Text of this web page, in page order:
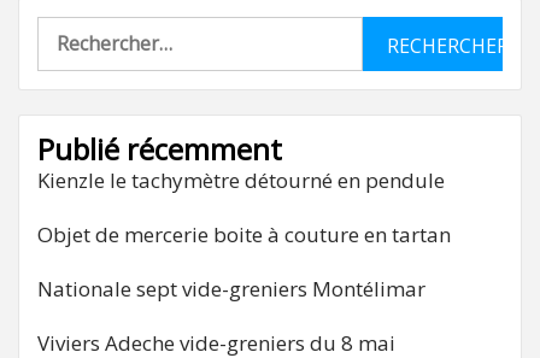
Rechercher :
Publié récemment
Kienzle le tachymètre détourné en pendule
Objet de mercerie boite à couture en tartan
Nationale sept vide-greniers Montélimar
Viviers Adeche vide-greniers du 8 mai